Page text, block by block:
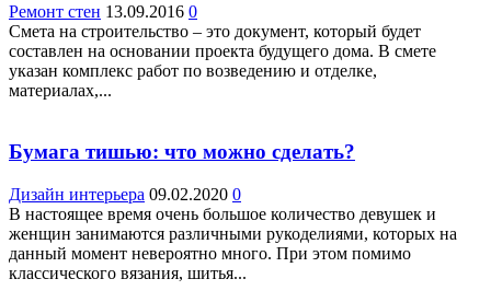
Ремонт стен 13.09.2016 0
Смета на строительство – это документ, который будет
составлен на основании проекта будущего дома. В смете
указан комплекс работ по возведению и отделке,
материалах,...
Бумага тишью: что можно сделать?
Дизайн интерьера 09.02.2020 0
В настоящее время очень большое количество девушек и
женщин занимаются различными рукоделиями, которых на
данный момент невероятно много. При этом помимо
классического вязания, шитья...